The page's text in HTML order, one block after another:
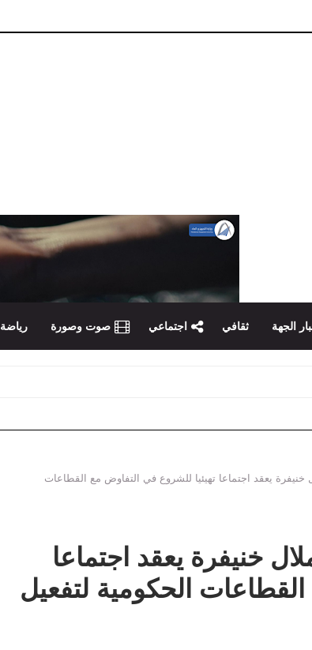
الجهة ثقافي اجتماعي صوت وصورة رياضة
يعقد اجتماعا تهيئيا للشروع في التفاوض مع القطاعات
خنيفرة يعقد اجتماعا
الحكومية لتفعيل